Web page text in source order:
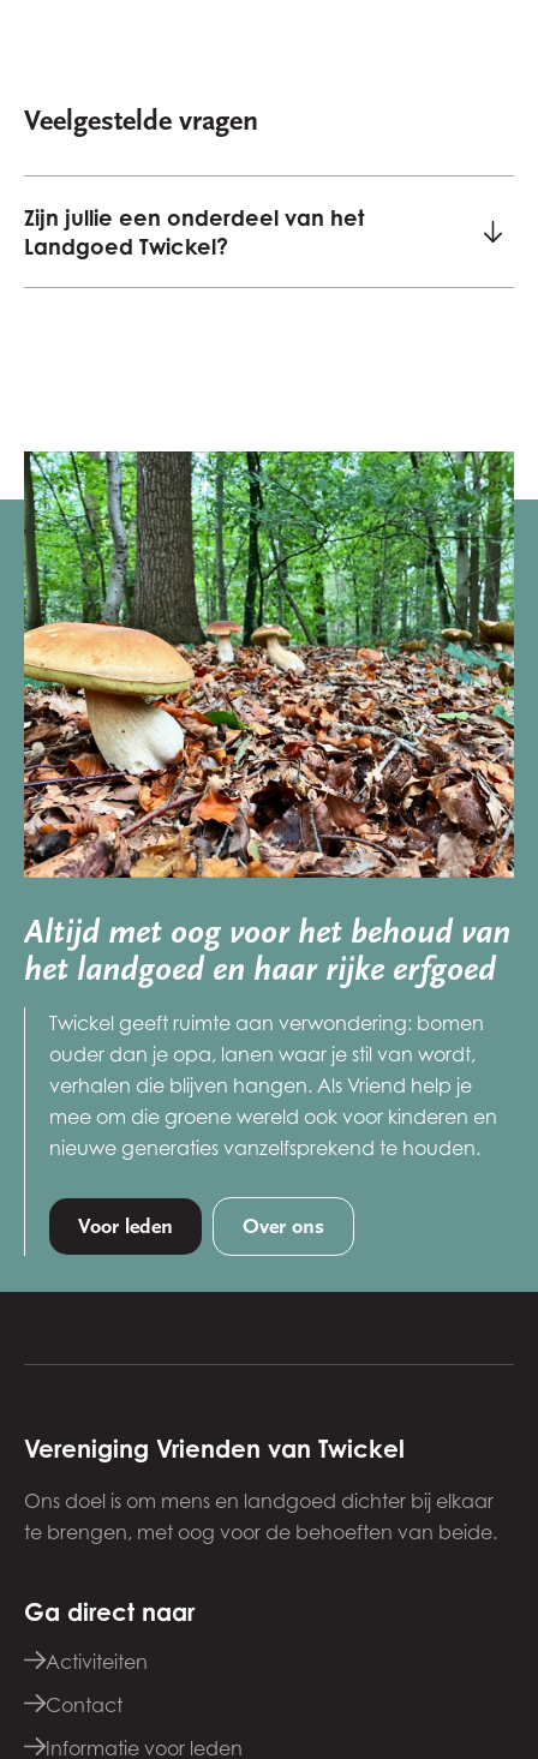
Veelgestelde vragen
Zijn jullie een onderdeel van het
Landgoed Twickel?
Altijd met oog voor het behoud van
het landgoed en haar rijke erfgoed
Twickel geeft ruimte aan verwondering: bomen
ouder dan je opa, lanen waar je stil van wordt,
verhalen die blijven hangen. Als Vriend help je
mee om die groene wereld ook voor kinderen en
nieuwe generaties vanzelfsprekend te houden.
Voor leden Over ons
Vereniging Vrienden van Twickel
Ons doel is om mens en landgoed dichter bij elkaar
te brengen, met oog voor de behoeften van beide.
Ga direct naar
Activiteiten
Contact
Informatie voor leden